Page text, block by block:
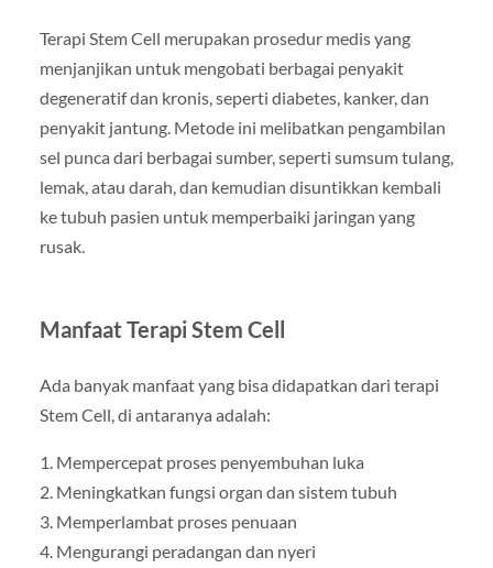
Terapi Stem Cell merupakan prosedur medis yang
menjanjikan untuk mengobati berbagai penyakit
degeneratif dan kronis, seperti diabetes, kanker, dan
penyakit jantung. Metode ini melibatkan pengambilan
sel punca dari berbagai sumber, seperti sumsum tulang,
lemak, atau darah, dan kemudian disuntikkan kembali
ke tubuh pasien untuk memperbaiki jaringan yang
rusak.
Manfaat Terapi Stem Cell
Ada banyak manfaat yang bisa didapatkan dari terapi
Stem Cell, di antaranya adalah:
1. Mempercepat proses penyembuhan luka
2. Meningkatkan fungsi organ dan sistem tubuh
3. Memperlambat proses penuaan
4. Mengurangi peradangan dan nyeri